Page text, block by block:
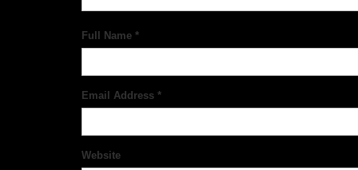
Full Name *
Email Address *
Website